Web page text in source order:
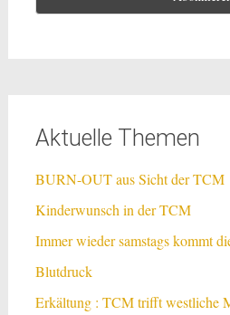
Aktuelle Themen
BURN-OUT aus Sicht der TCM
Kinderwunsch in der TCM
Immer wieder samstags kommt
Blutdruck
Erkältung : TCM trifft westliche